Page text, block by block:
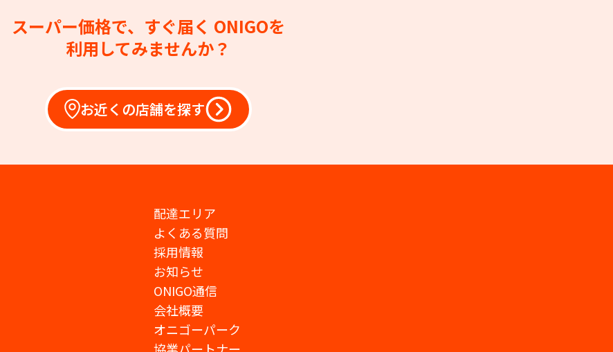
スーパー価格で、すぐ届く ONIGOを
利用してみませんか？
お近くの店舗を探す
配達エリア
よくある質問
採用情報
お知らせ
ONIGO通信
会社概要
オニゴーパーク
協業パートナー